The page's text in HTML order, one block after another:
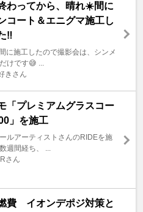
わってから、晴れ☀️間に
コート＆エニグマ施工し
‼️
に施工したので撮影会は、シンメ
けです😅 ...
きさん
「プレミアムグラスコー
」を施工
ルアーティストさんのRIDEを施
週間経ち、 ...
さん
費 イオンデポジ対策と